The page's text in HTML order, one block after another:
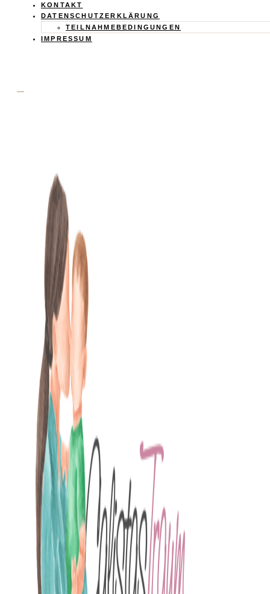
KONTAKT
DATENSCHUTZERKLÄRUNG
TEILNAHMEBEDINGUNGEN
IMPRESSUM